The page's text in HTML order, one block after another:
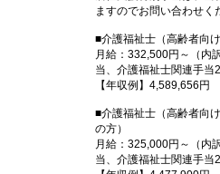
ますのでお問い合わせく
■介護福祉士（高齢者向
月給：332,500円～（内
当、介護福祉士関連手当
【年収例】4,589,656円
■介護福祉士（高齢者向
の方）
月給：325,000円～（内
当、介護福祉士関連手当